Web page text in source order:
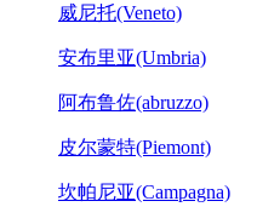
威尼托(Veneto)
安布里亚(Umbria)
阿布鲁佐(abruzzo)
皮尔蒙特(Piemont)
坎帕尼亚(Campagna)